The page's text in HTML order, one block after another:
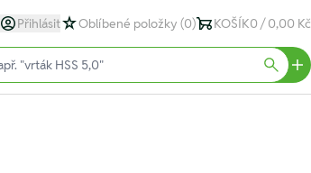
Přihlásit Oblíbené položky (0) KOŠÍK0 / 0,00 Kč